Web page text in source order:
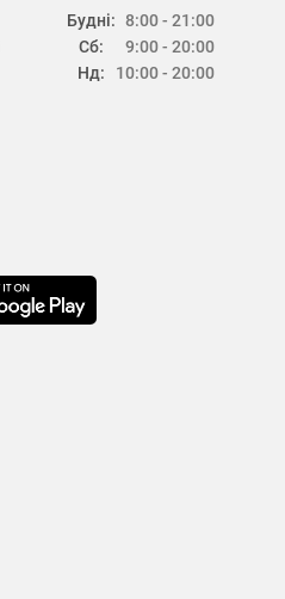
Будні:
Сб:
Нд:
8:00 - 21:00
9:00 - 20:00
10:00 - 20:00